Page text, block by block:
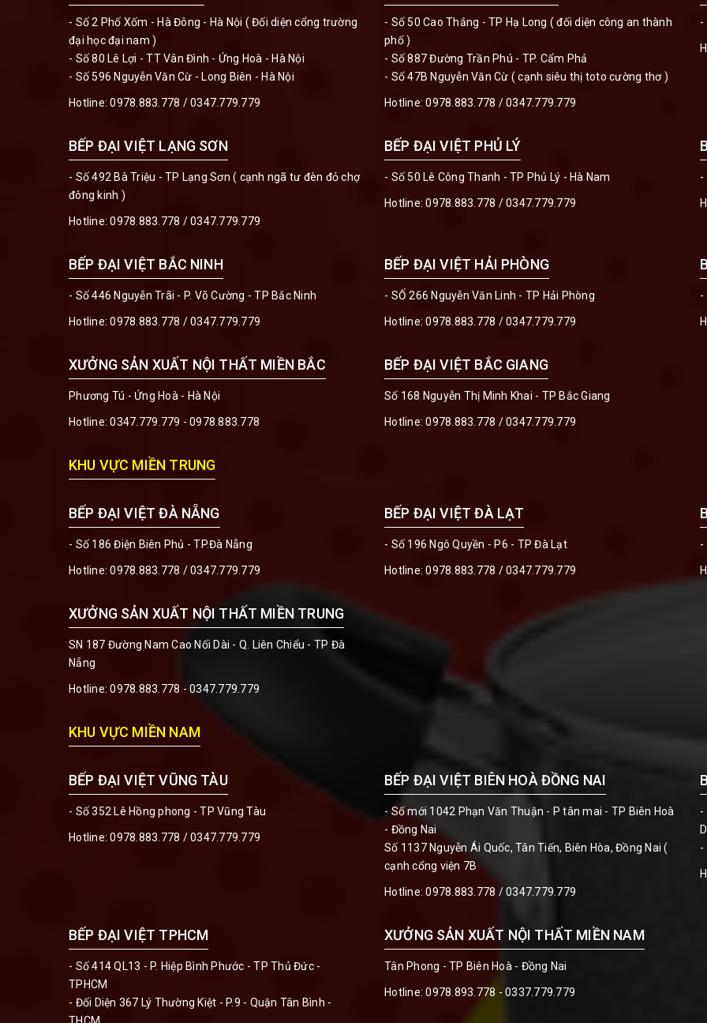
- Số 2 Phố Xốm - Hà Đông - Hà Nội ( Đối diện cổng trường
đại học đại nam )
- Số 80 Lê Lợi - TT Vân Đình - Ứng Hoà - Hà Nội
- Số 596 Nguyễn Văn Cừ - Long Biên - Hà Nội
Hotline:0978.883.778 /0347.779.779
- Số 50 Cao Thắng - TP Hạ Long ( đối diện công an thành
phố )
- Số 887 Đường Trần Phú - TP. Cẩm Phả
- Số 47B Nguyễn Văn Cừ ( cạnh siêu thị toto cường thơ )
Hotline:0978.883.778 /0347.779.779
-
BẾP ĐẠI VIỆT LẠNG SƠN
- Số 492 Bà Triệu - TP Lạng Sơn ( cạnh ngã tư đèn đỏ chợ
đông kinh )
Hotline:0978.883.778 /0347.779.779
BẾP ĐẠI VIỆT PHỦ LÝ
- Số 50 Lê Công Thanh - TP Phủ Lý - Hà Nam
Hotline:0978.883.778 /0347.779.779
-
BẾP ĐẠI VIỆT BẮC NINH
- Số 446 Nguyễn Trãi - P. Võ Cường - TP Bắc Ninh
Hotline:0978.883.778 /0347.779.779
BẾP ĐẠI VIỆT HẢI PHÒNG
- SỐ 266 Nguyễn Văn Linh - TP Hải Phòng
Hotline:0978.883.778 /0347.779.779
-
XƯỞNG SẢN XUẤT NỘI THẤT MIỀN BẮC
Phương Tú - Ứng Hoà - Hà Nội
Hotline:0347.779.779 - 0978.883.778
BẾP ĐẠI VIỆT BẮC GIANG
Số 168 Nguyễn Thị Minh Khai - TP Bắc Giang
Hotline:0978.883.778 /0347.779.779
KHU VỰC MIỀN TRUNG
BẾP ĐẠI VIỆT ĐÀ NẴNG
- Số 186 Điện Biên Phủ - TP.Đà Nẵng
Hotline:0978.883.778 /0347.779.779
BẾP ĐẠI VIỆT ĐÀ LẠT
- Số 196 Ngô Quyền - P6 - TP Đà Lạt
Hotline:0978.883.778 /0347.779.779
-
XƯỞNG SẢN XUẤT NỘI THẤT MIỀN TRUNG
SN 187 Đường Nam Cao Nối Dài - Q. Liên Chiểu - TP Đà
Nẵng
Hotline:0978.883.778 - 0347.779.779
KHU VỰC MIỀN NAM
BẾP ĐẠI VIỆT VŨNG TÀU
- Số 352 Lê Hồng phong - TP Vũng Tàu
Hotline:0978.883.778 / 0347.779.779
BẾP ĐẠI VIỆT BIÊN HOÀ ĐỒNG NAI
- Số mới 1042 Phạn Văn Thuận - P tân mai - TP Biên Hoà
- Đồng Nai
Số 1137 Nguyễn Ái Quốc, Tân Tiến, Biên Hòa, Đồng Nai (
cạnh cổng viện 7B
Hotline:0978.883.778 / 0347.779.779
-
-
BẾP ĐẠI VIỆT TPHCM
- Số 414 QL13 - P. Hiệp Bình Phước - TP Thủ Đức -
TPHCM
- Đối Diện 367 Lý Thường Kiệt - P.9 - Quận Tân Bình -
XƯỞNG SẢN XUẤT NỘI THẤT MIỀN NAM
Tân Phong - TP Biên Hoà - Đồng Nai
Hotline:0978.893.778 - 0337.779.779